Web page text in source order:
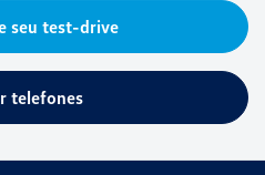
telefones
seu test-drive